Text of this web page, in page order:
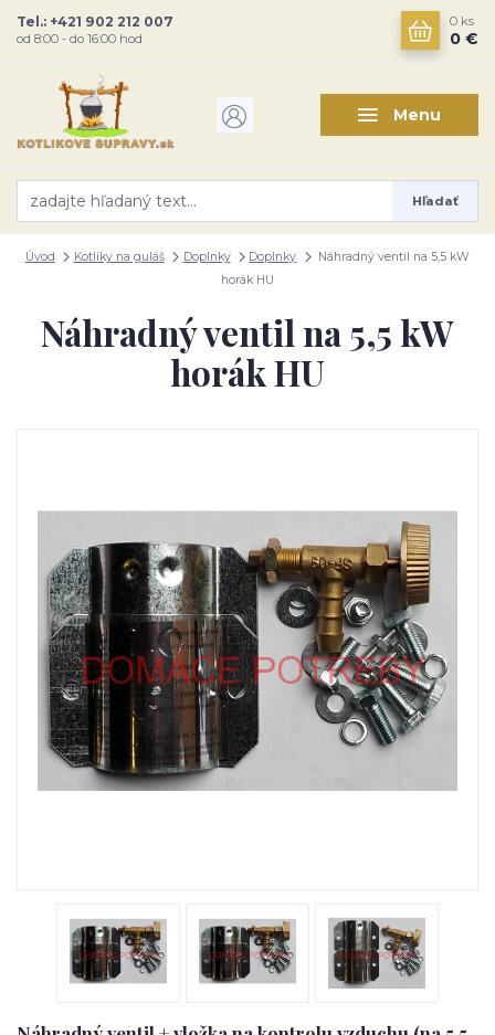
Menu
Hľadať
Tel.: +421 902 212 007
od 8:00 - do 16:00 hod
0 ks
0 €
Úvod Kotlíky na guláš Doplnky Doplnky
Náhradný ventil na 5,5 kW
horák HU
Náhradný ventil na 5,5 kW
horák HU